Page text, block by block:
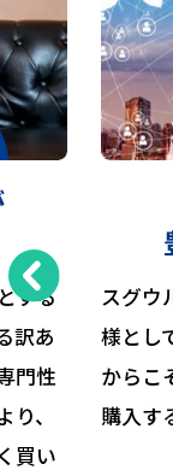
する
訳あ
門性
、
買い
スグウ
様とし
からこ
購入す